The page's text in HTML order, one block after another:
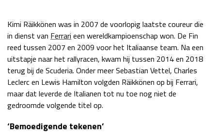
Kwalificatie
za 22:00 - 23:00
Race
zo 21:00 - 23:00
LAS VEGAS GRAND PRIX 2026 20 - 22 nov
Kwalificatie
za 05:00 - 06:00
Race
zo 05:00 - 07:00
GP ABU DHABI 2026 04 - 06 dec
Kwalificatie
Kimi Räikkönen was in 2007 de voorlopig laatste coureur die
in dienst van Ferrari een wereldkampioenschap won. De Fin
reed tussen 2007 en 2009 voor het Italiaanse team. Na een
uitstapje naar het rallyracen, kwam hij tussen 2014 en 2018
terug bij de Scuderia. Onder meer Sebastian Vettel, Charles
Leclerc en Lewis Hamilton volgden Räikkönen op bij Ferrari,
maar dat leverde de Italianen tot nu toe nog niet de
gedroomde volgende titel op.
‘Bemoedigende tekenen’